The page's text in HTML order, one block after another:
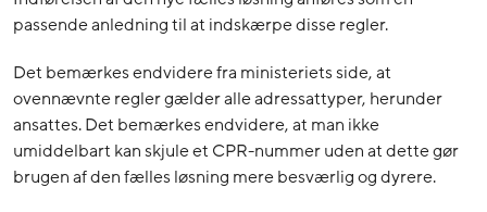
passende anledning til at indskærpe disse regler.
Det bemærkes endvidere fra ministeriets side, at
ovennævnte regler gælder alle adressattyper, herunder
ansattes. Det bemærkes endvidere, at man ikke
umiddelbart kan skjule et CPR-nummer uden at dette gør
brugen af den fælles løsning mere besværlig og dyrere.